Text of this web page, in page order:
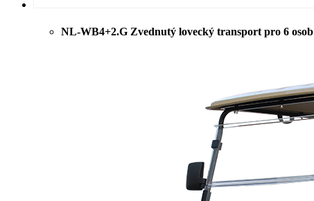
NL-WB4+2.G Zvednutý lovecký transport pro 6 osob